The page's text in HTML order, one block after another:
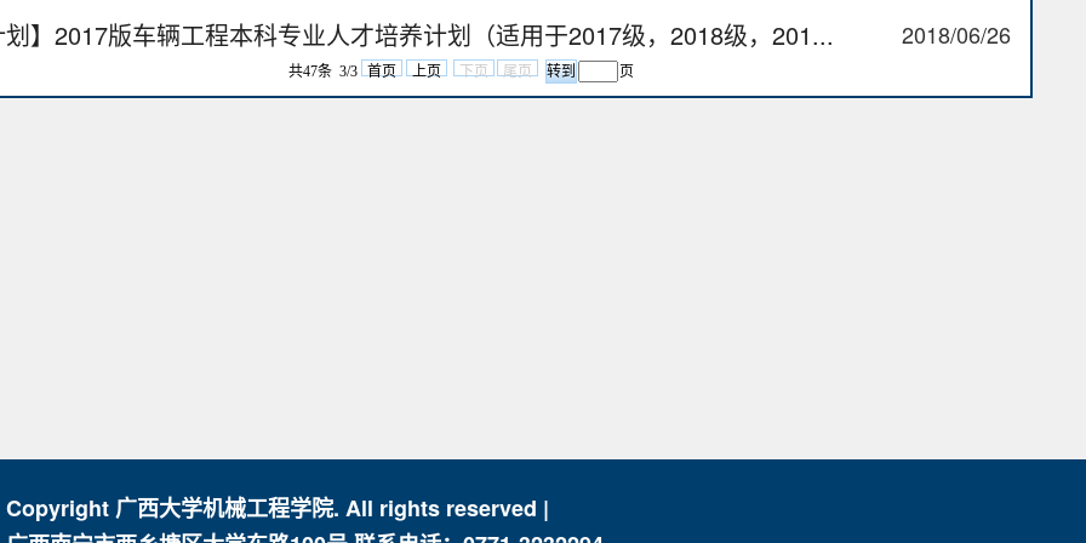
】2017版车辆工程本科专业人才培养计划（适用于2017级，2018级，201... 2018/06/26
共47条 3/3 首页 上页 下页 尾页 页
Copyright 广西大学机械工程学院. All rights reserved |